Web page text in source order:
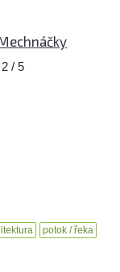
2 / 5
potok / řeka